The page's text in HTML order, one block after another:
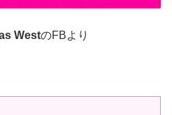
WestのFBより